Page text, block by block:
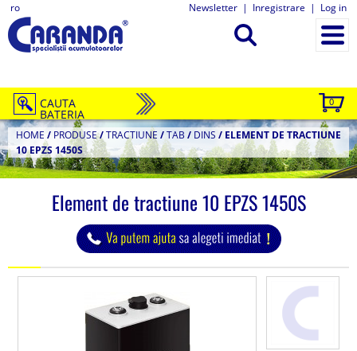
ro Newsletter | Inregistrare | Log in
0
CAUTA
BATERIA
HOME / PRODUSE/TRACTIUNE /TAB / DINS / ELEMENT DE TRACTIUNE
10 EPZS 1450S
Element de tractiune 10 EPZS 1450S